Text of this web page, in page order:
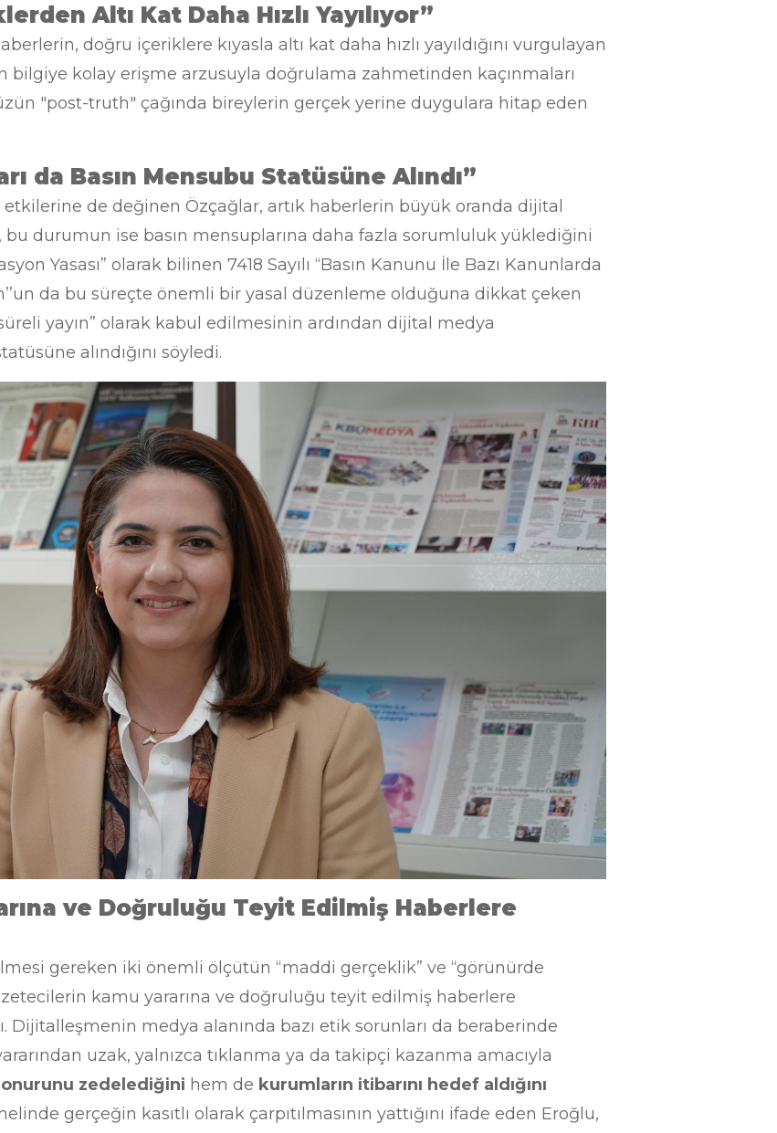
Altı Kat Daha Hızlı Yayılıyor”
doğru içeriklere kıyasla altı kat daha hızlı yayıldığını vurgulayan
kolay erişme arzusuyla doğrulama zahmetinden kaçınmaları
"post-truth" çağında bireylerin gerçek yerine duygulara hitap eden
da Basın Mensubu Statüsüne Alındı”
de değinen Özçağlar, artık haberlerin büyük oranda dijital
bu durumun ise basın mensuplarına daha fazla sorumluluk yüklediğini
Yasası” olarak bilinen 7418 Sayılı “Basın Kanunu İle Bazı Kanunlarda
da bu süreçte önemli bir yasal düzenleme olduğuna dikkat çeken
yayın” olarak kabul edilmesinin ardından dijital medya
alındığını söyledi.
ve Doğruluğu Teyit Edilmiş Haberlere
gereken iki önemli ölçütün “maddi gerçeklik” ve “görünürde
kamu yararına ve doğruluğu teyit edilmiş haberlere
Dijitalleşmenin medya alanında bazı etik sorunları da beraberinde
uzak, yalnızca tıklanma ya da takipçi kazanma amacıyla
zedelediğini hem de kurumların itibarını hedef aldığını
gerçeğin kasıtlı olarak çarpıtılmasının yattığını ifade eden Eroğlu,